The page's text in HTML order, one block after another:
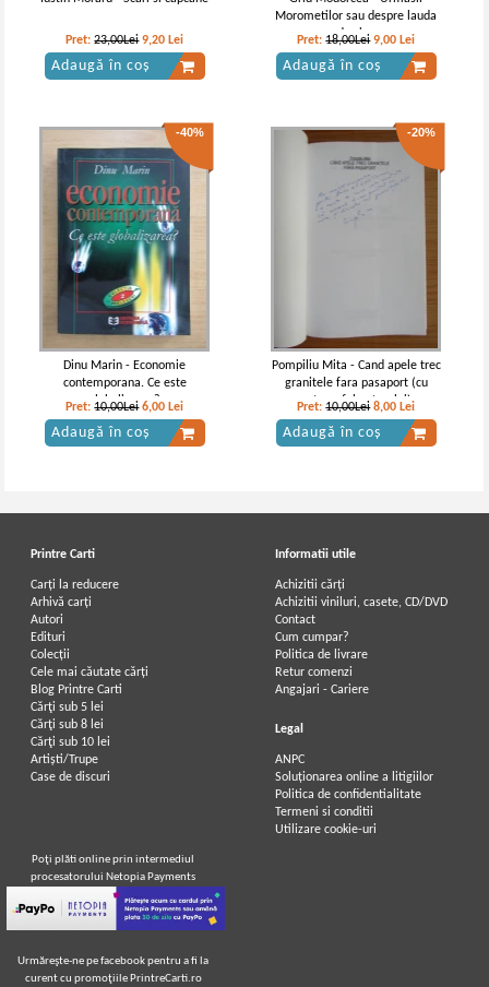
Pret:23,00Lei 9,20 Lei
Adaugă în coș
Morometilor sau despre lauda
de sine
Pret:18,00Lei 9,00 Lei
Adaugă în coș
-40%
Dinu Marin - Economie
contemporana. Ce este
globalizarea?
Pret:10,00Lei 6,00 Lei
Adaugă în coș
-20%
Pompiliu Mita - Cand apele trec
granitele fara pasaport (cu
autograful autorului)
Pret:10,00Lei 8,00 Lei
Adaugă în coș
Printre Carti
Carți la reducere
Arhivă carți
Autori
Edituri
Colecții
Cele mai căutate cărți
Blog Printre Carti
Cărţi sub 5 lei
Cărţi sub 8 lei
Cărţi sub 10 lei
Artiști/Trupe
Case de discuri
Informatii utile
Achizitii cărți
Achizitii viniluri, casete, CD/DVD
Contact
Cum cumpar?
Politica de livrare
Retur comenzi
Angajari - Cariere
Legal
ANPC
Soluționarea online a litigiilor
Politica de confidentialitate
Termeni si conditii
Utilizare cookie-uri
Poţi plăti online prin intermediul
procesatorului Netopia Payments
Urmăreşte-ne pe facebook pentru a fi la
curent cu promoţiile PrintreCarti.ro